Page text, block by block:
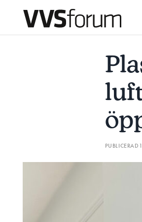
Prenumerera
Hantera
PUBLICERAD
PLASTFÅGEL MÄTER